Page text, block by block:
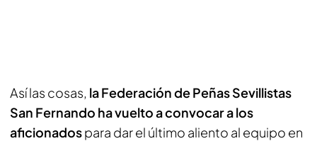
Así las cosas, la Federación de Peñas Sevillistas
San Fernando ha vuelto a convocar a los
aficionadospara dar el último aliento al equipo en